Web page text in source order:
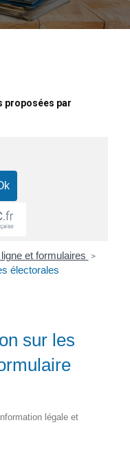
proposées par
et formulaires >
électorales
sur les
légale et